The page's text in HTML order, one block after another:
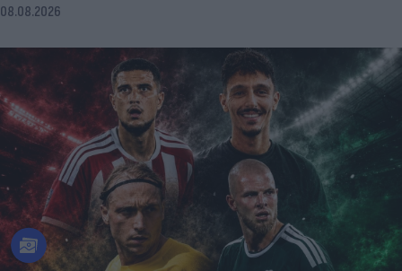
08.08.2026